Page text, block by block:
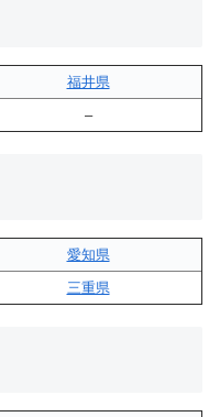
福井県
–
愛知県
三重県